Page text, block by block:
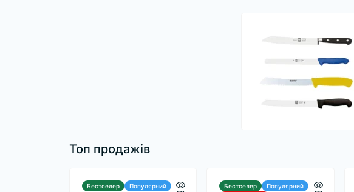
Топ продажів
Бестселер Популярний Бестселер
Популярний